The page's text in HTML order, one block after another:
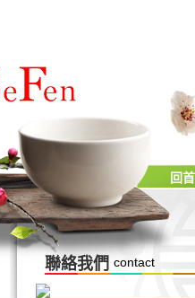
回
聯絡我們 contact